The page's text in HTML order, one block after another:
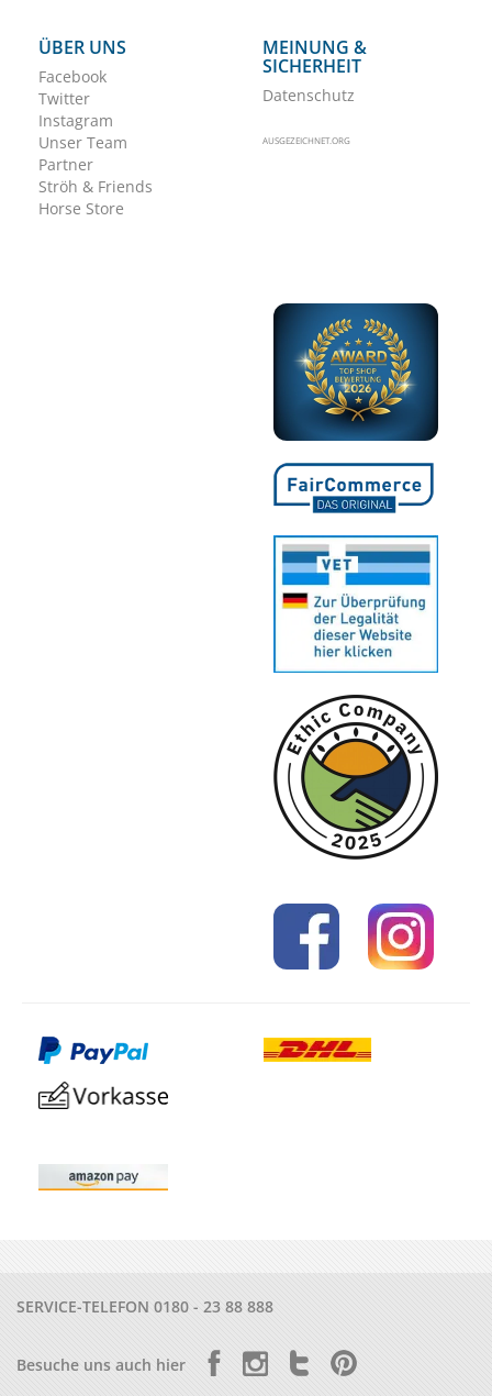
ÜBER UNS
Facebook
Twitter
Instagram
Unser Team
Partner
Ströh & Friends
Horse Store
MEINUNG &
SICHERHEIT
Datenschutz
AUSGEZEICHNET.ORG
SERVICE-TELEFON 0180 - 23 88 888
Besuche uns auch hier